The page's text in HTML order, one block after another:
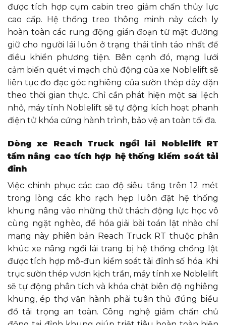
được tích hợp cụm cabin treo giảm chấn thủy lực
cao cấp. Hệ thống treo thông minh này cách ly
hoàn toàn các rung động gián đoạn từ mặt đường
giữ cho người lái luôn ở trạng thái tỉnh táo nhất để
điều khiển phương tiện. Bên cạnh đó, mạng lưới
cảm biến quét vi mạch chủ động của xe Noblelift sẽ
liên tục đo đạc góc nghiêng của sườn thép dày dặn
theo thời gian thực. Chỉ cần phát hiện một sai lệch
nhỏ, máy tính Noblelift sẽ tự động kích hoạt phanh
điện tử khóa cứng hành trình, bảo vệ an toàn tối đa.
Dòng xe Reach Truck ngồi lái Noblelift RT
tầm nâng cao tích hợp hệ thống kiểm soát tải
đỉnh
Việc chinh phục các cao độ siêu tầng trên 12 mét
trong lòng các kho rạch hẹp luôn đặt hệ thống
khung nâng vào những thử thách động lực học vô
cùng ngặt nghèo, để hóa giải bài toán lật nhào chí
mạng này phiên bản Reach Truck RT thuộc phân
khúc xe nâng ngồi lái trang bị hệ thống chống lật
được tích hợp mô-đun kiểm soát tải đỉnh số hóa. Khi
trục sườn thép vươn kịch trần, máy tính xe Noblelift
sẽ tự động phân tích và khóa chặt biên độ nghiêng
khung, ép thợ vận hành phải tuân thủ đúng biểu
đồ tải trọng an toàn. Công nghệ giảm chấn chủ